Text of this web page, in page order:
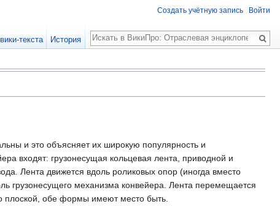
и это объясняет их широкую популярность и
входят: грузонесущая кольцевая лента, приводной и
Лента движется вдоль роликовых опор (иногда вместо
грузонесущего механизма конвейера. Лента перемещается
плоской, обе формы имеют место быть.
Создать учётную запись Войти
текста История
Поиск